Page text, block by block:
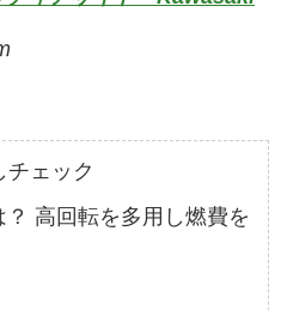
チェック
高回転を多用し燃費を